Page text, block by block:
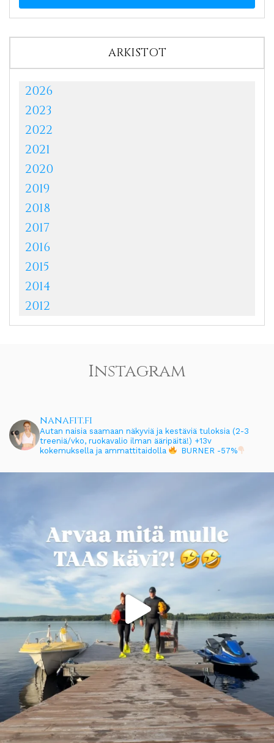
ARKISTOT
2026
2023
2022
2021
2020
2019
2018
2017
2016
2015
2014
2012
Instagram
nanafit.fi
Autan naisia saamaan näkyviä ja kestäviä tuloksia (2-3
treeniä/vko, ruokavalio ilman ääripäitä!) +13v
kokemuksella ja ammattitaidolla
BURNER -57%